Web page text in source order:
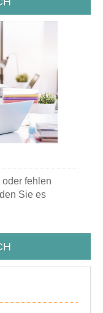
fehlen
Sie es